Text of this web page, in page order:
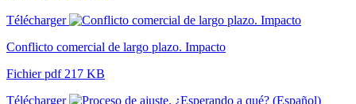
Télécharger
Conflicto comercial de largo plazo. Impacto
Fichier pdf 217 KB
Télécharger